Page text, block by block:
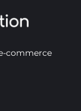
commerce